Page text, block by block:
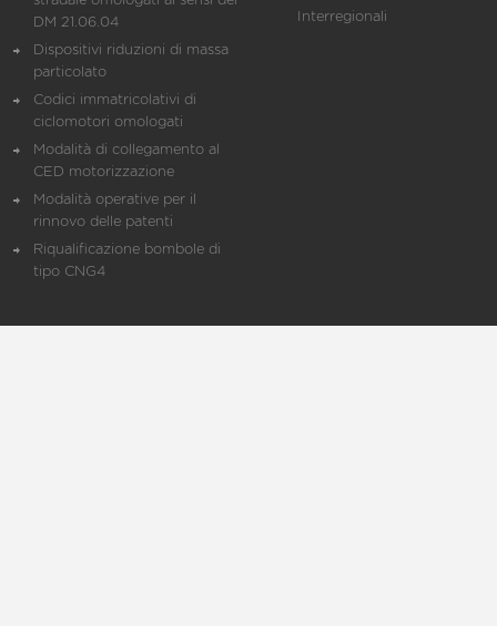
DM 21.06.04
Dispositivi riduzioni di massa
particolato
Codici immatricolativi di
ciclomotori omologati
Modalità di collegamento al
CED motorizzazione
Modalità operative per il
rinnovo delle patenti
Riqualificazione bombole di
tipo CNG4
Interregionali